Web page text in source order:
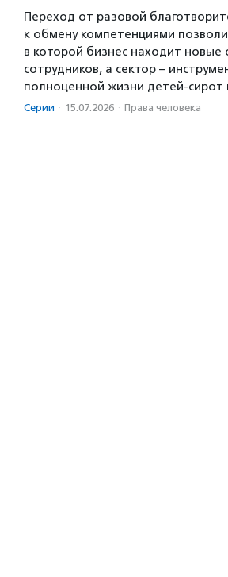
Переход от разовой
к обмену компетенциями
в которой бизнес находит новые
сотрудников, а сектор –
полноценной жизни детей-сирот
Серии · 15.07.2026 · Права человека